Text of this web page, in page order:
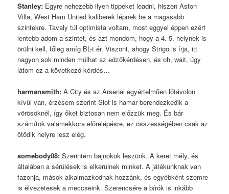
Stanley: Egyre nehezebb ilyen tippeket leadni, hiszen Aston
Villa, West Ham United kaliberek lépnek be a magasabb
szintekre. Tavaly túl optimista voltam, most eggyel éppen ezért
lentebb adom a szintet, és azt mondom, hogy a 4.-5. helynek is
örülni kell, főleg amíg BL-t ér. Viszont, ahogy Strigo is írja, itt
nagyon sok minden múlhat az edzőkérdésen, és oh, wait, úgy
látom ez a következő kérdés…
harmansmith: A City és az Arsenal egyértelműen lőtávolon
kívül van, érzésem szerint Slot is hamar berendezkedik a
vörösöknél, így őket biztosan nem előzzük meg. És bár
számítok valamekkora előrelépésre, ez összességében csak az
ötödik helyre lesz elég.
somebody08: Szerintem bajnokok leszünk. A keret mély, és
általában a sérülések is elkerülnek minket. A játékunknak van
fazonja, mások alkalmazkodnak hozzánk, és egyébként szemre
is élvezetesek a meccseink. Szerencsére a bírók is inkább